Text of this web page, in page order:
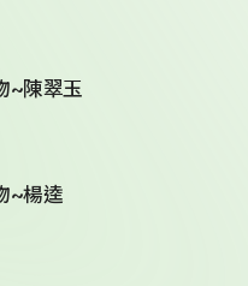
~陳翠玉
~楊逵